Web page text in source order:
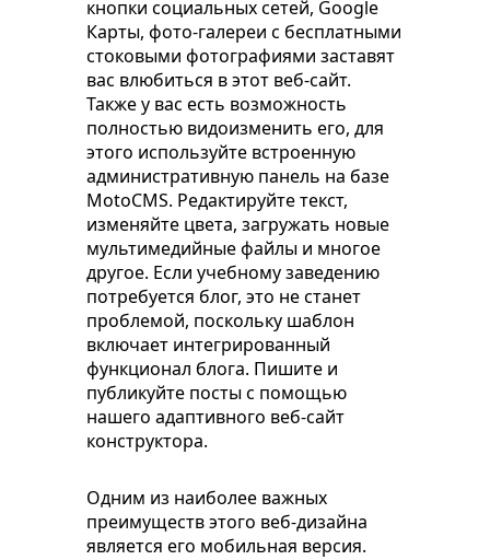
кнопки социальных сетей, Google
Карты, фото-галереи с бесплатными
стоковыми фотографиями заставят
вас влюбиться в этот веб-сайт.
Также у вас есть возможность
полностью видоизменить его, для
этого используйте встроенную
административную панель на базе
MotoCMS. Редактируйте текст,
изменяйте цвета, загружать новые
мультимедийные файлы и многое
другое. Если учебному заведению
потребуется блог, это не станет
проблемой, поскольку шаблон
включает интегрированный
функционал блога. Пишите и
публикуйте посты с помощью
нашего адаптивного веб-сайт
конструктора.
Одним из наиболее важных
преимуществ этого веб-дизайна
является его мобильная версия.